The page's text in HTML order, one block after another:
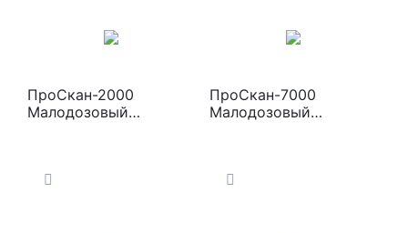
ПроСкан-2000
Малодозовый
ПроСкан-7000
Малодозовый